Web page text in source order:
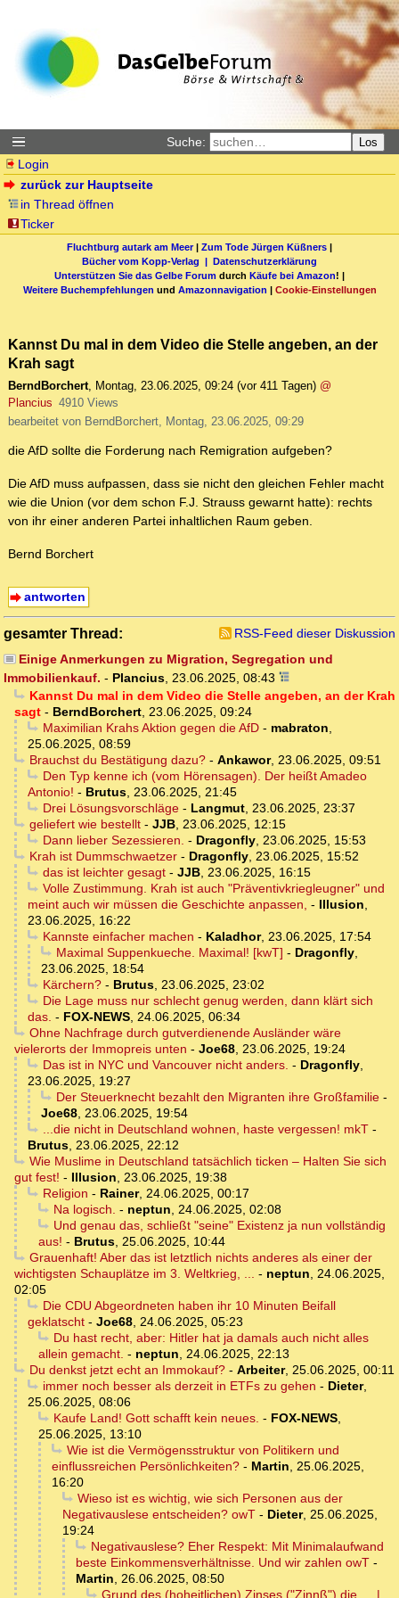
Suche: Los
Login
zurück zur Hauptseite
in Thread öffnen
Ticker
Fluchtburg autark am Meer| Zum Tode Jürgen Küßners |
Bücher vom Kopp-Verlag | Datenschutzerklärung
Unterstützen Sie das Gelbe Forum durch Käufe bei Amazon! |
Weitere Buchempfehlungen und Amazonnavigation | Cookie-Einstellungen
Kannst Du mal in dem Video die Stelle angeben, an der
Krah sagt
BerndBorchert, Montag, 23.06.2025, 09:24 (vor 411 Tagen) @
Plancius 4910 Views
bearbeitet von BerndBorchert, Montag, 23.06.2025, 09:29
die AfD sollte die Forderung nach Remigration aufgeben?
Die AfD muss aufpassen, dass sie nicht den gleichen Fehler macht
wie die Union (vor dem schon F.J. Strauss gewarnt hatte): rechts
von ihr einer anderen Partei inhaltlichen Raum geben.
Bernd Borchert
antworten
gesamter Thread:
RSS-Feed dieser Diskussion
Einige Anmerkungen zu Migration, Segregation und
Immobilienkauf. - Plancius, 23.06.2025, 08:43
Kannst Du mal in dem Video die Stelle angeben, an der Krah
sagt - BerndBorchert, 23.06.2025, 09:24
Maximilian Krahs Aktion gegen die AfD- mabraton,
25.06.2025, 08:59
Brauchst du Bestätigung dazu?- Ankawor, 23.06.2025, 09:51
Den Typ kenne ich (vom Hörensagen). Der heißt Amadeo
Antonio! - Brutus, 23.06.2025, 21:45
Drei Lösungsvorschläge- Langmut, 23.06.2025, 23:37
geliefert wie bestellt- JJB, 23.06.2025, 12:15
Dann lieber Sezessieren. - Dragonfly, 23.06.2025, 15:53
Krah ist Dummschwaetzer- Dragonfly, 23.06.2025, 15:52
das ist leichter gesagt- JJB, 23.06.2025, 16:15
Volle Zustimmung. Krah ist auch "Präventivkriegleugner" und
meint auch wir müssen die Geschichte anpassen, - Illusion,
23.06.2025, 16:22
Kannste einfacher machen - Kaladhor, 23.06.2025, 17:54
Maximal Suppenkueche. Maximal! [kwT] - Dragonfly,
23.06.2025, 18:54
Kärchern?- Brutus, 23.06.2025, 23:02
Die Lage muss nur schlecht genug werden, dann klärt sich
das. - FOX-NEWS, 24.06.2025, 06:34
Ohne Nachfrage durch gutverdienende Ausländer wäre
vielerorts der Immopreis unten - Joe68, 23.06.2025, 19:24
Das ist in NYC und Vancouver nicht anders. - Dragonfly,
23.06.2025, 19:27
Der Steuerknecht bezahlt den Migranten ihre Großfamilie-
Joe68, 23.06.2025, 19:54
...die nicht in Deutschland wohnen, haste vergessen! mkT-
Brutus, 23.06.2025, 22:12
Wie Muslime in Deutschland tatsächlich ticken – Halten Sie sich
gut fest! - Illusion, 23.06.2025, 19:38
Religion - Rainer, 24.06.2025, 00:17
Na logisch. - neptun, 24.06.2025, 02:08
Und genau das, schließt "seine" Existenz ja nun vollständig
aus! - Brutus, 25.06.2025, 10:44
Grauenhaft! Aber das ist letztlich nichts anderes als einer der
wichtigsten Schauplätze im 3. Weltkrieg, ... - neptun, 24.06.2025,
02:05
Die CDU Abgeordneten haben ihr 10 Minuten Beifall
geklatscht - Joe68, 24.06.2025, 05:23
Du hast recht, aber: Hitler hat ja damals auch nicht alles
allein gemacht. - neptun, 24.06.2025, 22:13
Du denkst jetzt echt an Immokauf?- Arbeiter, 25.06.2025, 00:11
immer noch besser als derzeit in ETFs zu gehen - Dieter,
25.06.2025, 08:06
Kaufe Land! Gott schafft kein neues. - FOX-NEWS,
25.06.2025, 13:10
Wie ist die Vermögensstruktur von Politikern und
einflussreichen Persönlichkeiten? - Martin, 25.06.2025,
16:20
Wieso ist es wichtig, wie sich Personen aus der
Negativauslese entscheiden? owT - Dieter, 25.06.2025,
19:24
Negativauslese? Eher Respekt: Mit Minimalaufwand
beste Einkommensverhältnisse. Und wir zahlen owT -
Martin, 26.06.2025, 08:50
Grund des (hoheitlichen) Zinses ("Zinnß") die … |